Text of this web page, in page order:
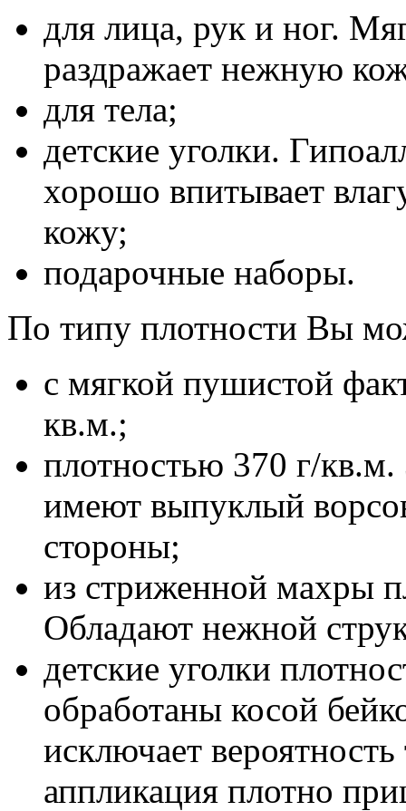
для лица, рук и ног.
раздражает нежную
для тела;
детские уголки.
хорошо впитывает
кожу;
подарочные наборы.
По типу плотности Вы
с мягкой пушистой
кв.м.;
плотностью 370 г/кв.м.
имеют выпуклый
стороны;
из стриженной махры
Обладают нежной
детские уголки
обработаны косой
исключает
аппликация плотно